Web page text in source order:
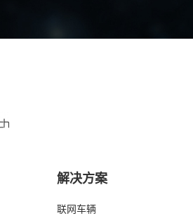
解决方案
联网车辆